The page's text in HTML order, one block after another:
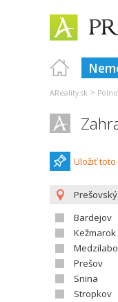
AReality.sk >
Uložiť
Prešovský
Bardejov
Kežmarok
Prešov
Snina
Stropkov